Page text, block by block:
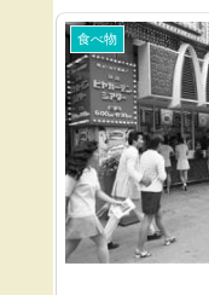
食べ物